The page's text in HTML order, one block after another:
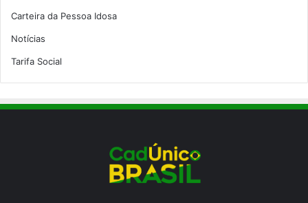
Carteira da Pessoa Idosa
Notícias
Tarifa Social